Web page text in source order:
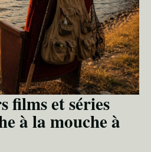
films et séries
à la mouche à